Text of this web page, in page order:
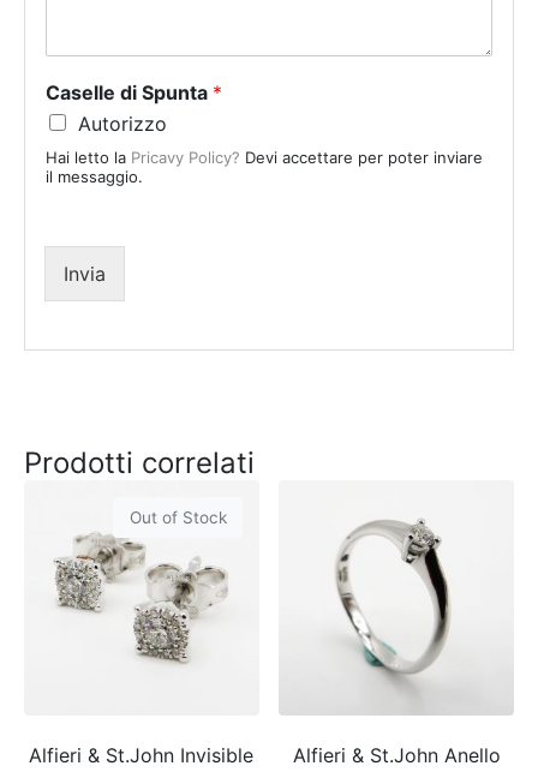
t
e
s
+
Caselle di Spunta *
Autorizzo
Hai letto la Pricavy Policy? Devi accettare per poter inviare
il messaggio.
Invia
Prodotti correlati
Out of Stock
Alfieri & St.John Invisible Alfieri & St.John Anello